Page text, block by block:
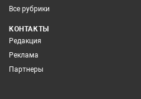
Все рубрики
КОНТАКТЫ
Редакция
Реклама
Партнеры